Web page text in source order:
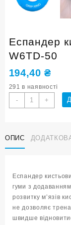
Еспандер
W6TD-50
194,40₴
291 в наявності
-
Еспандер
кистьовий
50
lb
кількість
+
ОПИС
Еспандер
гуми з
розвитку м’язів
не дозволяє
швидше